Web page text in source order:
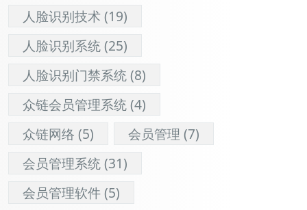
人脸识别技术(19)
人脸识别系统(25)
人脸识别门禁系统(8)
众链会员管理系统(4)
众链网络 (5) 会员管理 (7)
会员管理系统(31)
会员管理软件(5)